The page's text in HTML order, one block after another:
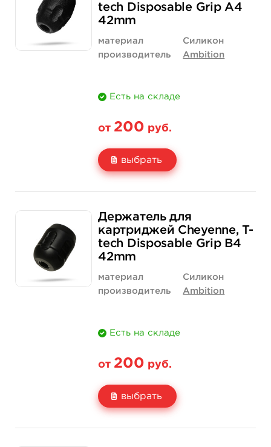
tech Disposable Grip А4
42mm
материал
Силикон
производитель
Ambition
Есть на складе
от 200 руб.
выбрать
Количество
200 руб.
купить купить
Держатель для
картриджей Cheyenne, T-
tech Disposable Grip B4
42mm
материал
Силикон
производитель
Ambition
Есть на складе
от 200 руб.
выбрать